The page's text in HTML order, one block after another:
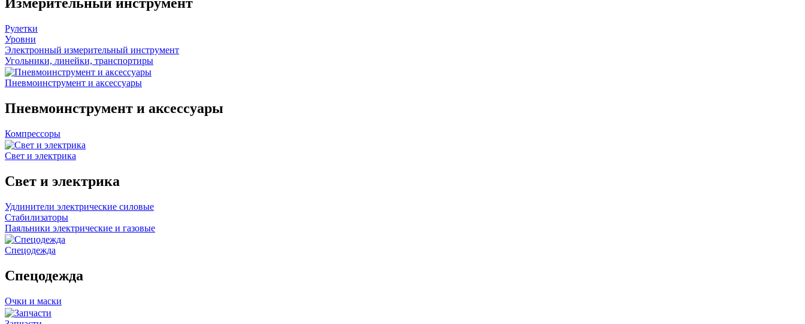
Рулетки
Уровни
Электронный измерительный инструмент
Угольники, линейки, транспортиры
Пневмоинструмент и аксессуары
Пневмоинструмент и аксессуары
Компрессоры
Свет и электрика
Свет и электрика
Удлинители электрические силовые
Стабилизаторы
Паяльники электрические и газовые
Спецодежда
Спецодежда
Очки и маски